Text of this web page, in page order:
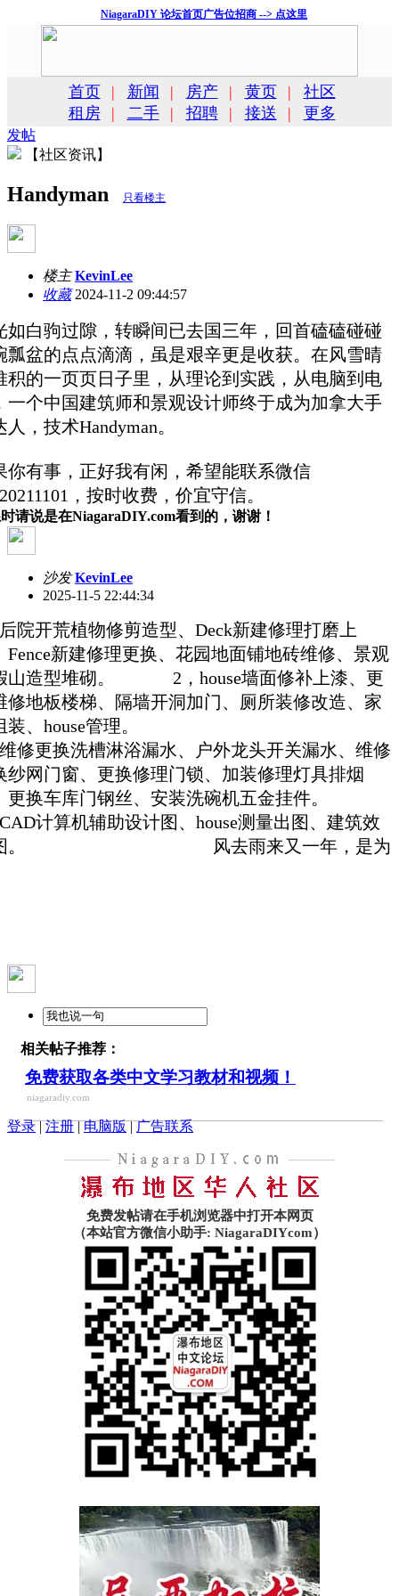
NiagaraDIY 论坛首页广告位招商 --> 点这里
首页 | 新闻 | 房产 | 黄页 |
社区
租房
| 二手 | 招聘 | 接送 | 更多
发帖
【社区资讯】
Handyman 只看楼主
楼主 KevinLee
收藏2024-11-2 09:44:57
如白驹过隙，转瞬间已去国三年，回首磕磕碰碰
瓢盆的点点滴滴，虽是艰辛更是收获。在风雪晴
积的一页页日子里，从理论到实践，从电脑到电
一个中国建筑师和景观设计师终于成为加拿大手
人，技术Handyman。
你有事，正好我有闲，希望能联系微信
，按时收费，价宜守信。
请说是在NiagaraDIY.com看到的，谢谢！
沙发 KevinLee
2025-11-5 22:44:34
院开荒植物修剪造型、Deck新建修理打磨上
Fence新建修理更换、花园地面铺地砖维修、景观
山造型堆砌。 2，house墙面修补上漆、更
修地板楼梯、隔墙开洞加门、厕所装修改造、家
装、house管理。
修更换洗槽淋浴漏水、户外龙头开关漏水、维修
纱网门窗、更换修理门锁、加装修理灯具排烟
更换车库门钢丝、安装洗碗机五金挂件。
计算机辅助设计图、house测量出图、建筑效
图。 风去雨来又一年，是为
相关帖子推荐：
免费获取各类中文学习教材和视频！
niagaradiy.com
登录|注册|电脑版|广告联系
免费发帖请在手机浏览器中打开本网页
（本站官方微信小助手: NiagaraDIYcom）